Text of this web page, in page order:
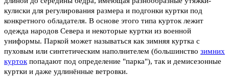
кулиски для регулирования размера и подгонки куртки под
конкретного обладателя. В основе этого типа курток лежит
одежда народов Севера и некоторые куртки из военной
униформы. Паркой может называться как зимняя куртка с
пуховым или синтетическим наполнителем (большинство зимних
курток попадают под определение "парка"), так и демисезонные
куртки и даже удлинённые ветровки.